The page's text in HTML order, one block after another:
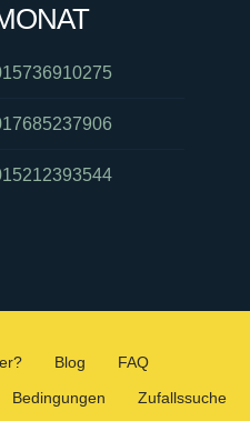
Blog
FAQ
Bedingungen Zufallssuche